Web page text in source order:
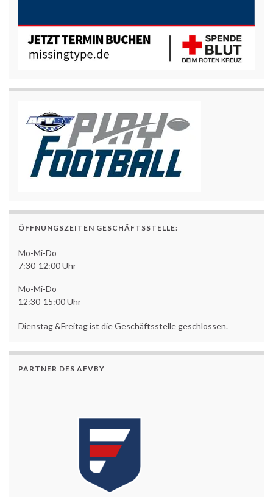
ÖFFNUNGSZEITEN GESCHÄFTSSTELLE:
Mo-Mi-Do
7:30-12:00 Uhr
Mo-Mi-Do
12:30-15:00 Uhr
Dienstag &Freitag ist die Geschäftsstelle geschlossen.
PARTNER DES AFVBY